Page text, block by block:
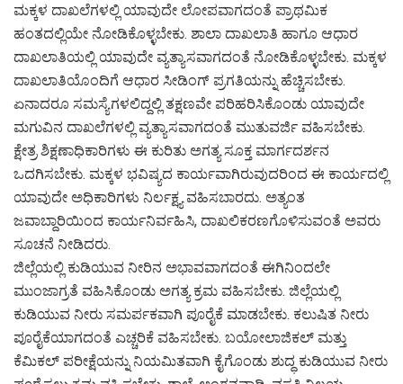
ಮಕ್ಕಳ ದಾಖಲೆಗಳಲ್ಲಿ ಯಾವುದೇ ಲೋಪವಾಗದಂತೆ ಪ್ರಾಥಮಿಕ
ಹಂತದಲ್ಲಿಯೇ ನೋಡಿಕೊಳ್ಳಬೇಕು. ಶಾಲಾ ದಾಖಲಾತಿ ಹಾಗೂ ಆಧಾರ
ದಾಖಲಾತಿಯಲ್ಲಿ ಯಾವುದೇ ವ್ಯತ್ಯಾಸವಾಗದಂತೆ ನೋಡಿಕೊಳ್ಳಬೇಕು. ಮಕ್ಕಳ
ದಾಖಲಾತಿಯೊಂದಿಗೆ ಆಧಾರ ಸೀಡಿಂಗ್ ಪ್ರಗತಿಯನ್ನು ಹೆಚ್ಚಿಸಬೇಕು.
ಏನಾದರೂ ಸಮಸ್ಯೆಗಳಲಿದ್ದಲ್ಲಿ ತಕ್ಷಣವೇ ಪರಿಹರಿಸಿಕೊಂಡು ಯಾವುದೇ
ಮಗುವಿನ ದಾಖಲೆಗಳಲ್ಲಿ ವ್ಯತ್ಯಾಸವಾಗದಂತೆ ಮುತುವರ್ಜಿ ವಹಿಸಬೇಕು.
ಕ್ಷೇತ್ರ ಶಿಕ್ಷಣಾಧಿಕಾರಿಗಳು ಈ ಕುರಿತು ಅಗತ್ಯ ಸೂಕ್ತ ಮಾರ್ಗದರ್ಶನ
ಒದಗಿಸಬೇಕು. ಮಕ್ಕಳ ಭವಿಷ್ಯದ ಕಾರ್ಯವಾಗಿರುವುದರಿಂದ ಈ ಕಾರ್ಯದಲ್ಲಿ
ಯಾವುದೇ ಅಧಿಕಾರಿಗಳು ನಿರ್ಲಕ್ಷ್ಯ ವಹಿಸಬಾರದು. ಅತ್ಯಂತ
ಜವಾಬ್ದಾರಿಯಿಂದ ಕಾರ್ಯನಿರ್ವಹಿಸಿ, ದಾಖಲಿಕರಣಗೊಳಿಸುವಂತೆ ಅವರು
ಸೂಚನೆ ನೀಡಿದರು.
ಜಿಲ್ಲೆಯಲ್ಲಿ ಕುಡಿಯುವ ನೀರಿನ ಅಭಾವವಾಗದಂತೆ ಈಗಿನಿಂದಲೇ
ಮುಂಜಾಗ್ರತೆ ವಹಿಸಿಕೊಂಡು ಅಗತ್ಯ ಕ್ರಮ ವಹಿಸಬೇಕು. ಜಿಲ್ಲೆಯಲ್ಲಿ
ಕುಡಿಯುವ ನೀರು ಸಮರ್ಪಕವಾಗಿ ಪೂರೈಕೆ ಮಾಡಬೇಕು. ಕಲುಷಿತ ನೀರು
ಪೂರೈಕೆಯಾಗದಂತೆ ಎಚ್ಚರಿಕೆ ವಹಿಸಬೇಕು. ಬಯೋಲಾಜಿಕಲ್ ಮತ್ತು
ಕೆಮಿಕಲ್ ಪರೀಕ್ಷೆಯನ್ನು ನಿಯಮಿತವಾಗಿ ಕೈಗೊಂಡು ಶುದ್ಧ ಕುಡಿಯುವ ನೀರು